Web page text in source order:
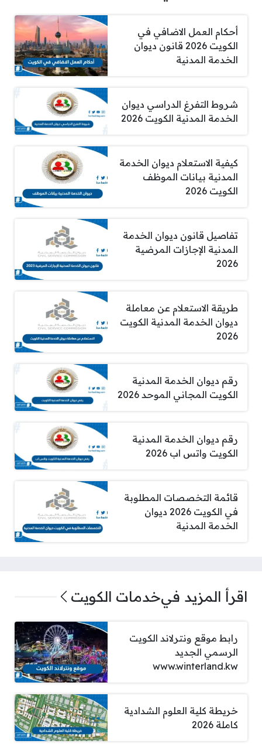
أحكام العمل الاضافي في
الكويت 2026 قانون ديوان
الخدمة المدنية
شروط التفرغ الدراسي ديوان
الخدمة المدنية الكويت 2026
كيفية الاستعلام ديوان الخدمة
المدنية بيانات الموظف
الكويت 2026
تفاصيل قانون ديوان الخدمة
المدنية الإجازات المرضية
2026
طريقة الاستعلام عن معاملة
ديوان الخدمة المدنية الكويت
2026
رقم ديوان الخدمة المدنية
الكويت المجاني الموحد 2026
رقم ديوان الخدمة المدنية
الكويت واتس اب 2026
قائمة التخصصات المطلوبة
في الكويت 2026 ديوان
الخدمة المدنية
اقرأ المزيد فيخدمات الكويت
رابط موقع ونترلاند الكويت
الرسمي الجديد
www.winterland.kw
خريطة كلية العلوم الشدادية
كاملة 2026